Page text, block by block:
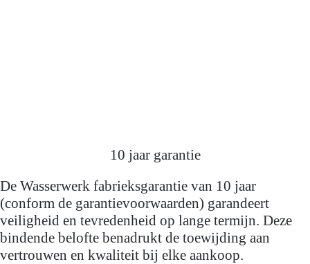
10 jaar garantie
De Wasserwerk fabrieksgarantie van 10 jaar
(conform de garantievoorwaarden) garandeert
veiligheid en tevredenheid op lange termijn. Deze
bindende belofte benadrukt de toewijding aan
vertrouwen en kwaliteit bij elke aankoop.